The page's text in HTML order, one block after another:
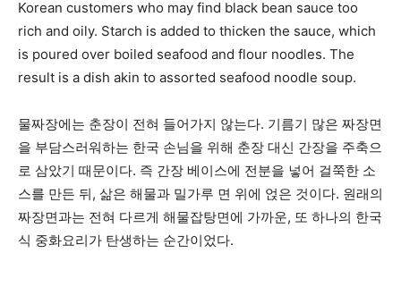
Korean customers who may find black bean sauce too
rich and oily. Starch is added to thicken the sauce, which
is poured over boiled seafood and flour noodles. The
result is a dish akin to assorted seafood noodle soup.
물짜장에는 춘장이 전혀 들어가지 않는다. 기름기 많은 짜장면
을 부담스러워하는 한국 손님을 위해 춘장 대신 간장을 주축으
로 삼았기 때문이다. 즉 간장 베이스에 전분을 넣어 걸쭉한 소
스를 만든 뒤, 삶은 해물과 밀가루 면 위에 얹은 것이다. 원래의
짜장면과는 전혀 다르게 해물잡탕면에 가까운, 또 하나의 한국
식 중화요리가 탄생하는 순간이었다.